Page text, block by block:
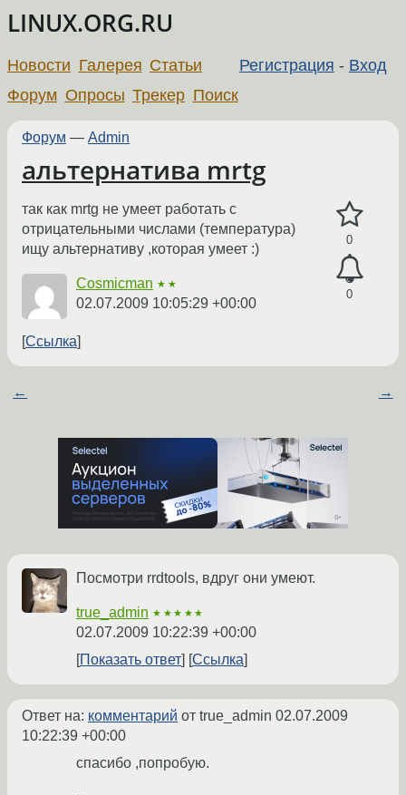
LINUX.ORG.RU
Регистрация - Вход
Новости Галерея Статьи
Форум Опросы Трекер Поиск
Форум — Admin
альтернатива mrtg
0
0
так как mrtg не умеет работать с
отрицательными числами (температура)
ищу альтернативу ,которая умеет :)
Cosmicman ★★
02.07.2009 10:05:29 +00:00
Ссылка
← →
Посмотри rrdtools, вдруг они умеют.
true_admin ★★★★★
02.07.2009 10:22:39 +00:00
Показать ответ
Ссылка
Ответ на: комментарий от true_admin 02.07.2009
10:22:39 +00:00
спасибо ,попробую.